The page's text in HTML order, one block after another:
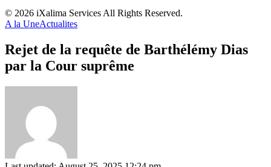
© 2026 iXalima Services All Rights Reserved.
A la UneActualites
Rejet de la requête de Barthélémy Dias
par la Cour suprême